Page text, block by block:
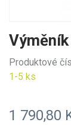
Výměník
Produktové
1-5 ks
1 790,80